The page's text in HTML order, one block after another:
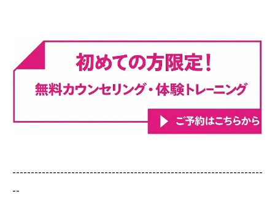
--------------------------------------------------------------------
--